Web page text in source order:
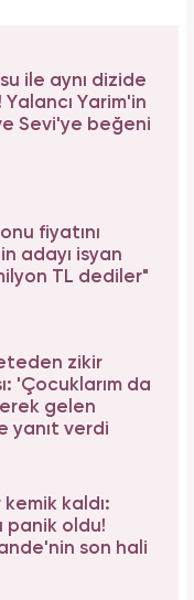
ile aynı dizide
Yalancı Yarim'in
Sevi'ye beğeni
fiyatını
adayı isyan
TL dediler"
zikir
'Çocuklarım da
gelen
yanıt verdi
kaldı:
panik oldu!
son hali